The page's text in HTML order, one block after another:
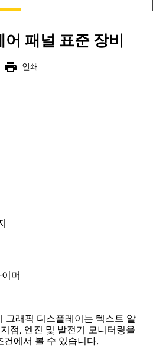
어 패널 표준 장비
print 인쇄
머
그래픽 디스플레이는 텍스트 알
점, 엔진 및 발전기 모니터링을
에서 볼 수 있습니다.